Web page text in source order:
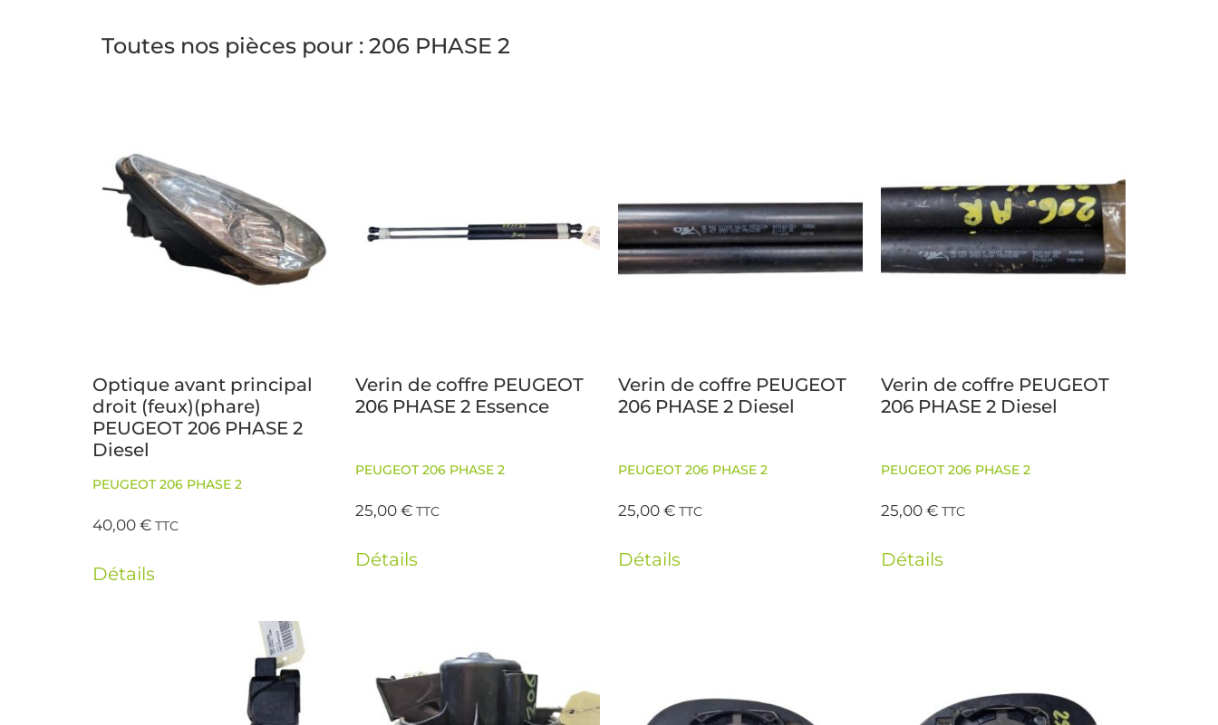
Toutes nos pièces pour : 206 PHASE 2
Optique avant principal
droit (feux)(phare)
PEUGEOT 206 PHASE 2
Diesel
PEUGEOT 206 PHASE 2
40,00€ TTC
Détails
Verin de coffre PEUGEOT
206 PHASE 2 Essence
PEUGEOT 206 PHASE 2
25,00€ TTC
Détails
Verin de coffre PEUGEOT
206 PHASE 2 Diesel
PEUGEOT 206 PHASE 2
25,00€ TTC
Détails
Verin de coffre PEUGEOT
206 PHASE 2 Diesel
PEUGEOT 206 PHASE 2
25,00€ TTC
Détails